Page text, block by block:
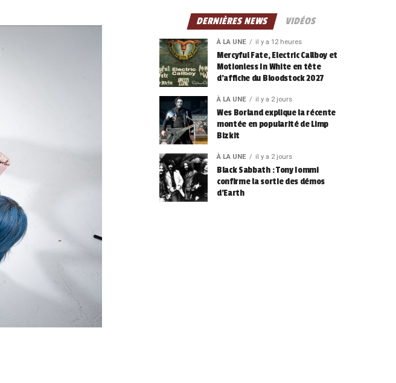
DERNIÈRES NEWS VIDÉOS
À LA UNE il y a 12 heures
Mercyful Fate, Electric Callboy et
Motionless In White en tête
d’affiche du Bloodstock 2027
À LA UNE il y a 2 jours
Wes Borland explique la récente
montée en popularité de Limp
Bizkit
À LA UNE il y a 2 jours
Black Sabbath : Tony Iommi
confirme la sortie des démos
d’Earth